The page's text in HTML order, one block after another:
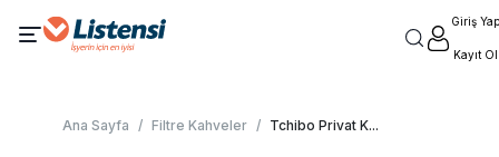
Giriş Yap
Kayıt Ol
Ana Sayfa / Filtre Kahveler / Tchibo Privat K...